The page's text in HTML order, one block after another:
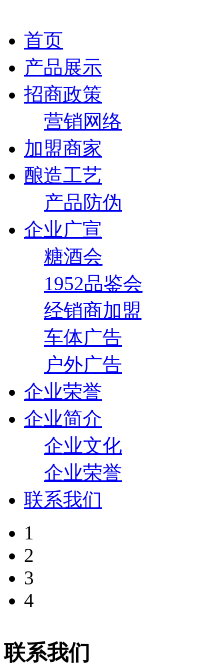
首页
产品展示
招商政策
营销网络
加盟商家
酿造工艺
产品防伪
企业广宣
糖酒会
1952品鉴会
经销商加盟
车体广告
户外广告
企业荣誉
企业简介
企业文化
企业荣誉
联系我们
1
2
3
4
联系我们